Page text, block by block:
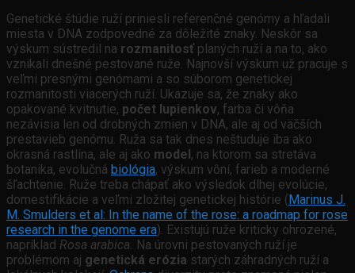
Genetické štúdie ruží priniesli referenčné genómy a hľadali
miesta v DNA zodpovedné za dôležité znaky. Neskôr sa
výskum sústredil na rozmanitosť planých ruží a na to, ako
vznikali dnešné pestované ruže. Najnovší výskum už pracuje s
veľmi presnými genómami a so súborom genetickej
rozmanitosti viacerých ruží. Ukazuje sa, že znaky ako
opakované kvitnutie, počet lupienkov, farba či vôňa
nezávisia len od drobných zmien v DNA, ale aj od väčších
prestavieb genómu. Ruža sa tak dnes neštuduje iba ako
okrasná rastlina, ale aj ako model , na ktorom sa stretáva
botanika, evolučná biológia, výskum vôní, farieb a moderné
šľachtenie. Ruže treba chápať ako výsledok dlhej evolúcie,
domestifikácie a veľmi zložitej genetickej histórie ( Marinus J.
M. Smulders et al: In the name of the rose: a roadmap for rose
research in the genome era). Existujú ruže kriticky ohrozené,
napríklad Rosa arabica. Na úrovni pestovaných ruží je
problémom aj genetická erózia starých záhradných ruží a